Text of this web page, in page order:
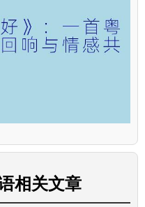
相关文章